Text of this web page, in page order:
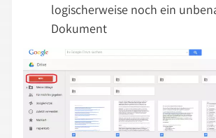
logischerweise noch ein
Dokument